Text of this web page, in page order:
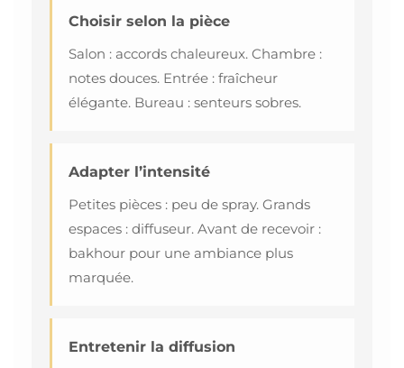
Choisir selon la pièce
Salon : accords chaleureux. Chambre :
notes douces. Entrée : fraîcheur
élégante. Bureau : senteurs sobres.
Adapter l’intensité
Petites pièces : peu de spray. Grands
espaces : diffuseur. Avant de recevoir :
bakhour pour une ambiance plus
marquée.
Entretenir la diffusion